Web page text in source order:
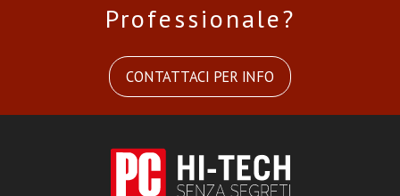
Professionale?
CONTATTACI PER INFO